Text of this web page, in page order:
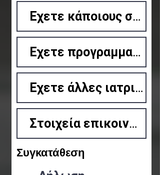
Συγκατάθεση